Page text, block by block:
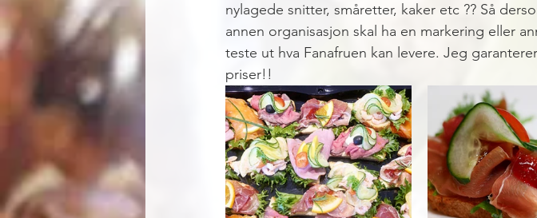
nylagede snitter, småretter, kaker etc ?? Så
annen organisasjon skal ha en markering eller
teste ut hva Fanafruen kan levere. Jeg
priser!!